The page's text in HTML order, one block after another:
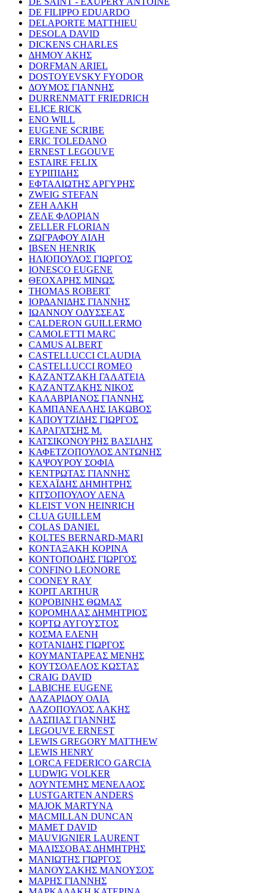
DE FILIPPO EDUARDO
DELAPORTE MATTHIEU
DESOLA DAVID
DICKENS CHARLES
ΔΗΜΟΥ ΑΚΗΣ
DORFMAN ARIEL
DOSTOYEVSKY FYODOR
ΔΟΥΜΟΣ ΓΙΑΝΝΗΣ
DURRENMATT FRIEDRICH
ELICE RICK
ENO WILL
EUGENE SCRIBE
ERIC TOLEDANO
ERNEST LEGOUVE
ESTAIRE FELIX
ΕΥΡΙΠΙΔΗΣ
ΕΦΤΑΛΙΩΤΗΣ ΑΡΓΥΡΗΣ
ZWEIG STEFAN
ΖΕΗ ΑΛΚΗ
ΖΕΛΕ ΦΛΟΡΙΑΝ
ZELLER FLORIAN
ΖΩΓΡΑΦΟΥ ΛΙΛΗ
IBSEN HENRIK
ΗΛΙΟΠΟΥΛΟΣ ΓΙΩΡΓΟΣ
IONESCO EUGENE
ΘΕΟΧΑΡΗΣ ΜΙΝΩΣ
THOMAS ROBERT
ΙΟΡΔΑΝΙΔΗΣ ΓΙΑΝΝΗΣ
ΙΩΑΝΝΟΥ ΟΔΥΣΣΕΑΣ
CALDERON GUILLERMO
CAMOLETTI MARC
CAMUS ALBERT
CASTELLUCCI CLAUDIA
CASTELLUCCI ROMEO
ΚΑΖΑΝΤΖΑΚΗ ΓΑΛΑΤΕΙΑ
ΚΑΖΑΝΤΖΑΚΗΣ ΝΙΚΟΣ
ΚΑΛΑΒΡΙΑΝΟΣ ΓΙΑΝΝΗΣ
ΚΑΜΠΑΝΕΛΛΗΣ ΙΑΚΩΒΟΣ
ΚΑΠΟΥΤΖΙΔΗΣ ΓΙΩΡΓΟΣ
ΚΑΡΑΓΑΤΣΗΣ Μ.
ΚΑΤΣΙΚΟΝΟΥΡΗΣ ΒΑΣΙΛΗΣ
ΚΑΦΕΤΖΟΠΟΥΛΟΣ ΑΝΤΩΝΗΣ
ΚΑΨΟΥΡΟΥ ΣΟΦΙΑ
ΚΕΝΤΡΩΤΑΣ ΓΙΑΝΝΗΣ
ΚΕΧΑΪΔΗΣ ΔΗΜΗΤΡΗΣ
ΚΙΤΣΟΠΟΥΛΟΥ ΛΕΝΑ
KLEIST VON HEINRICH
CLUA GUILLEM
COLAS DANIEL
KOLTES BERNARD-MARI
ΚΟΝΤΑΞΑΚΗ ΚΟΡΙΝΑ
ΚΟΝΤΟΠΟΔΗΣ ΓΙΩΡΓΟΣ
CONFINO LEONORE
COONEY RAY
KOPIT ARTHUR
ΚΟΡΟΒΙΝΗΣ ΘΩΜΑΣ
ΚΟΡΟΜΗΛΑΣ ΔΗΜΗΤΡΙΟΣ
ΚΟΡΤΩ ΑΥΓΟΥΣΤΟΣ
ΚΟΣΜΑ ΕΛΕΝΗ
ΚΟΤΑΝΙΔΗΣ ΓΙΩΡΓΟΣ
ΚΟΥΜΑΝΤΑΡΕΑΣ ΜΕΝΗΣ
ΚΟΥΤΣΟΛΕΛΟΣ ΚΩΣΤΑΣ
CRAIG DAVID
LABICHE EUGENE
ΛΑΖΑΡΙΔΟΥ ΟΛΙΑ
ΛΑΖΟΠΟΥΛΟΣ ΛΑΚΗΣ
ΛΑΣΠΙΑΣ ΓΙΑΝΝΗΣ
LEGOUVE ERNEST
LEWIS GREGORY MATTHEW
LEWIS HENRY
LORCA FEDERICO GARCIA
LUDWIG VOLKER
ΛΟΥΝΤΕΜΗΣ ΜΕΝΕΛΑΟΣ
LUSTGARTEN ANDERS
MAJOK MARTYNA
MACMILLAN DUNCAN
MAMET DAVID
MAUVIGNIER LAURENT
ΜΑΛΙΣΣΟΒΑΣ ΔΗΜΗΤΡΗΣ
ΜΑΝΙΩΤΗΣ ΓΙΩΡΓΟΣ
ΜΑΝΟΥΣΑΚΗΣ ΜΑΝΟΥΣΟΣ
ΜΑΡΗΣ ΓΙΑΝΝΗΣ